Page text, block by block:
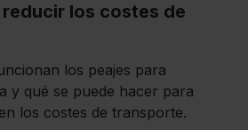
los costes de
los peajes para
y qué se puede hacer para
los costes de transporte.